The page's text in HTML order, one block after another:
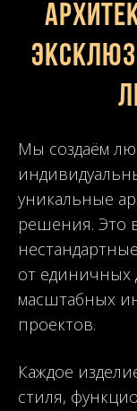
Мы создаём
уникальные
решения. Это
от единичных
масштабных
проектов.
Каждое
стиля,